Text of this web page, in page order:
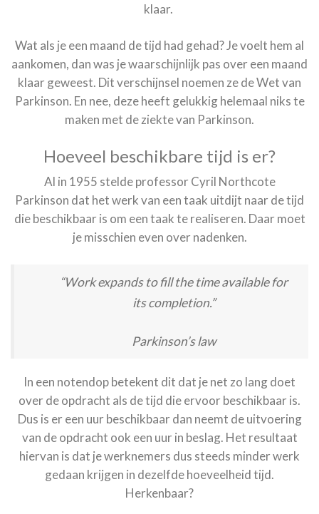
klaar.
Wat als je een maand de tijd had gehad? Je voelt hem al
aankomen, dan was je waarschijnlijk pas over een maand
klaar geweest. Dit verschijnsel noemen ze de Wet van
Parkinson. En nee, deze heeft gelukkig helemaal niks te
maken met de ziekte van Parkinson.
Hoeveel beschikbare tijd is er?
Al in 1955 stelde professor Cyril Northcote
Parkinson dat het werk van een taak uitdijt naar de tijd
die beschikbaar is om een taak te realiseren. Daar moet
je misschien even over nadenken.
“Work expands to fill the time available for
its completion.”
Parkinson’s law
In een notendop betekent dit dat je net zo lang doet
over de opdracht als de tijd die ervoor beschikbaar is.
Dus is er een uur beschikbaar dan neemt de uitvoering
van de opdracht ook een uur in beslag. Het resultaat
hiervan is dat je werknemers dus steeds minder werk
gedaan krijgen in dezelfde hoeveelheid tijd.
Herkenbaar?